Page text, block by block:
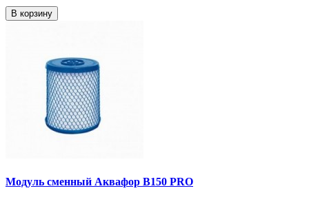
В корзину
Модуль сменный Аквафор В150 PRO